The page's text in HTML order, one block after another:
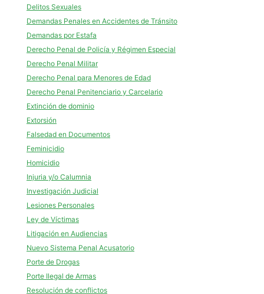
Delitos Sexuales
Demandas Penales en Accidentes de Tránsito
Demandas por Estafa
Derecho Penal de Policía y Régimen Especial
Derecho Penal Militar
Derecho Penal para Menores de Edad
Derecho Penal Penitenciario y Carcelario
Extinción de dominio
Extorsión
Falsedad en Documentos
Feminicidio
Homicidio
Injuria y/o Calumnia
Investigación Judicial
Lesiones Personales
Ley de Víctimas
Litigación en Audiencias
Nuevo Sistema Penal Acusatorio
Porte de Drogas
Porte Ilegal de Armas
Resolución de conflictos